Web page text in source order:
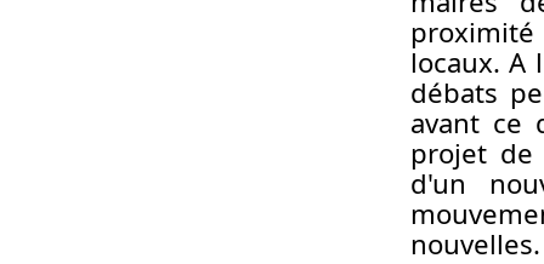
locaux. A
débats
avant ce
projet de
d'un
nouvelles.